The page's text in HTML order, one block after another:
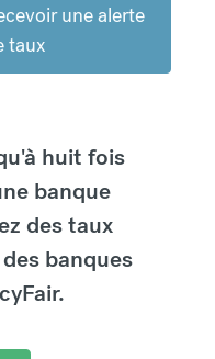
une alerte
taux
huit fois
banque
des taux
banques